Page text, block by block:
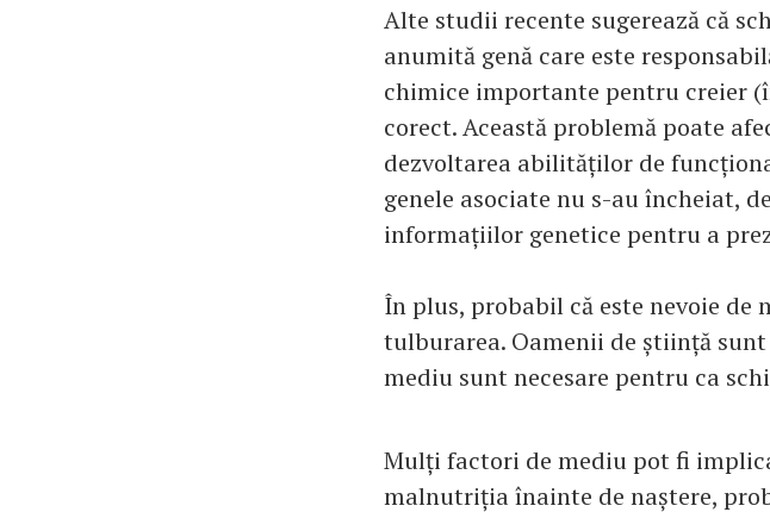
Alte studii recente sugerează că
anumită genă care este
chimice importante pentru creier
corect. Această problemă poate
dezvoltarea abilităților de
genele asociate nu s-au încheiat,
informațiilor genetice pentru a
În plus, probabil că este nevoie
tulburarea. Oamenii de știință
mediu sunt necesare pentru ca
Mulți factori de mediu pot fi
malnutriția înainte de naștere,